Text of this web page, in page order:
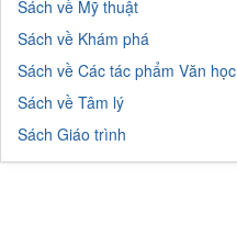
Sách về Mỹ thuật
Sách về Khám phá
Sách về Các tác phẩm Văn học
Sách về Tâm lý
Sách Giáo trình